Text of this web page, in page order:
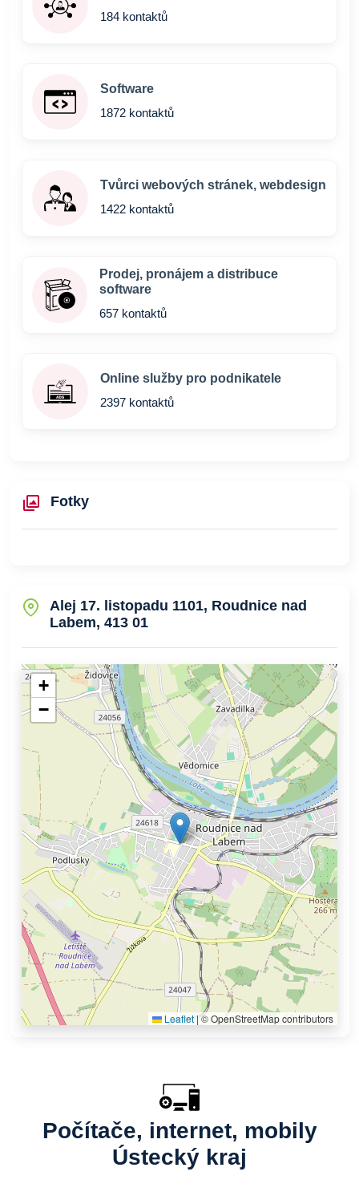
184 kontaktů
Software
1872 kontaktů
Tvůrci webových stránek, webdesign
1422 kontaktů
Prodej, pronájem a distribuce
software
657 kontaktů
Online služby pro podnikatele
2397 kontaktů
Fotky
Alej 17. listopadu 1101, Roudnice nad
Labem, 413 01
+
−
Leaflet |© OpenStreetMap contributors
Počítače, internet, mobily
Ústecký kraj